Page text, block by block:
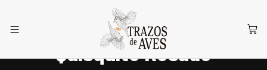
Quisquito Rosado
Quisquito Rosado